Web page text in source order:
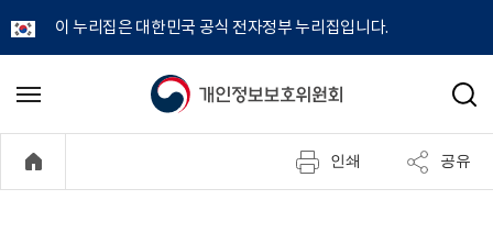
이 누리집은 대한민국 공식 전자정부 누리집입니다.
개
정
메
기
검
인쇄 공유